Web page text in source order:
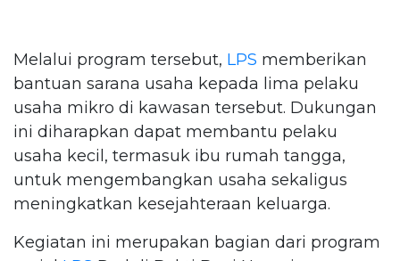
Melalui program tersebut, LPS memberikan
bantuan sarana usaha kepada lima pelaku
usaha mikro di kawasan tersebut. Dukungan
ini diharapkan dapat membantu pelaku
usaha kecil, termasuk ibu rumah tangga,
untuk mengembangkan usaha sekaligus
meningkatkan kesejahteraan keluarga.
Kegiatan ini merupakan bagian dari program